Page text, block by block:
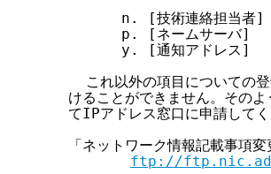
        n. [技術連絡担当者]
        p. [ネームサーバ]
        y. [通知アドレス]
これ以外の項目についての
けることができません。その
てIPアドレス窓口に申請してく
「ネットワーク情報記載事項変
ftp://